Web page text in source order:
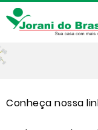
Conheça nossa